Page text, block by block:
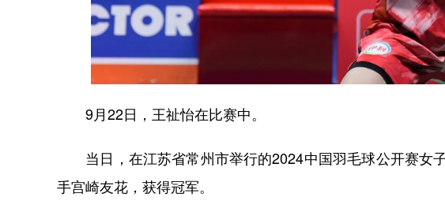
9月22日，王祉怡在比赛中。
当日，在江苏省常州市举行的2024中国羽毛球公开赛女
手宫崎友花，获得冠军。